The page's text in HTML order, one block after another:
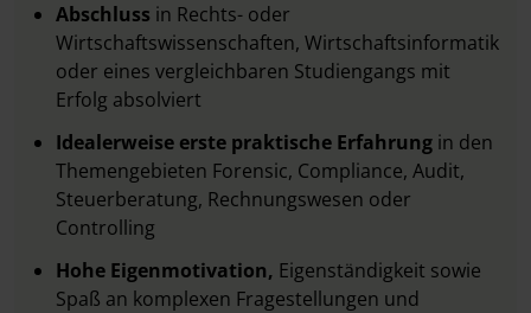
Abschluss in Rechts- oder
Wirtschaftswissenschaften, Wirtschaftsinformatik
oder eines vergleichbaren Studiengangs mit
Erfolg absolviert
Idealerweise erste praktische Erfahrung in den
Themengebieten Forensic, Compliance, Audit,
Steuerberatung, Rechnungswesen oder
Controlling
Hohe Eigenmotivation, Eigenständigkeit sowie
Spaß an komplexen Fragestellungen und